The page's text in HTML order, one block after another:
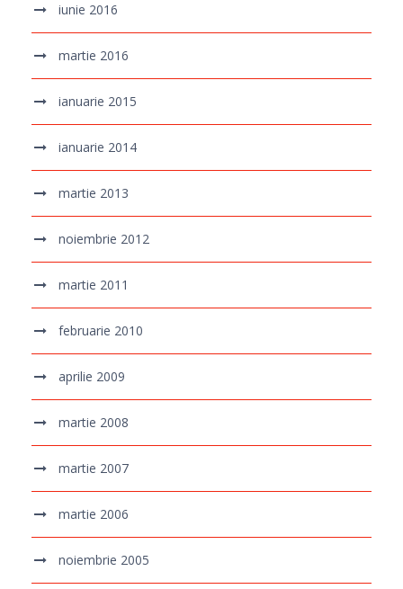
iunie 2016
martie 2016
ianuarie 2015
ianuarie 2014
martie 2013
noiembrie 2012
martie 2011
februarie 2010
aprilie 2009
martie 2008
martie 2007
martie 2006
noiembrie 2005